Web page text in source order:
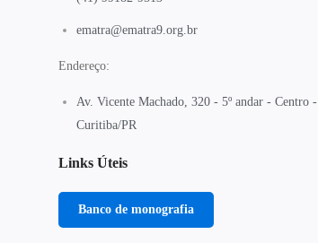
ematra@ematra9.org.br
Endereço:
Av. Vicente Machado, 320 - 5º andar - Centro -
Curitiba/PR
Links Úteis
Banco de monografia